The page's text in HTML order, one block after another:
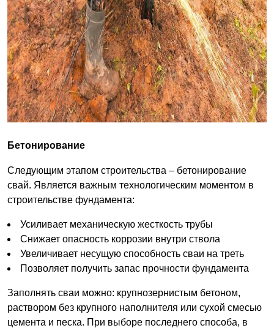
Бетонирование
Следующим этапом строительства – бетонирование
свай. Является важным технологическим моментом в
строительстве фундамента:
Усиливает механическую жесткость трубы
Снижает опасность коррозии внутри ствола
Увеличивает несущую способность сваи на треть
Позволяет получить запас прочности фундамента
Заполнять сваи можно: крупнозернистым бетоном,
раствором без крупного наполнителя или сухой смесью
цемента и песка. При выборе последнего способа, в